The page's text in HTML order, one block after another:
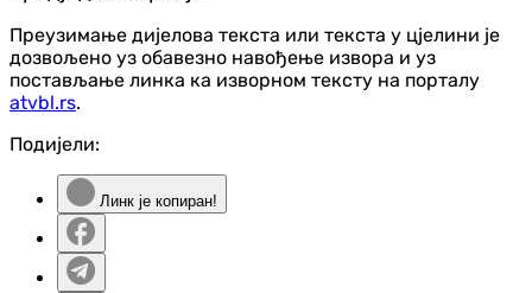
Преузимање дијелова текста или текста у цјелини је
дозвољено уз обавезно навођење извора и уз
постављање линка ка изворном тексту на порталу
atvbl.rs.
Подијели:
Линк је копиран!